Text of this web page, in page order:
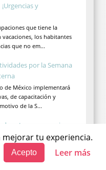
mejorar tu experiencia.
Acepto Leer más
y
que tiene la
los habitantes
que no em...
por la Semana
de México implementará
de capacitación y
de la S...
protege a peregrinos
mexiquense
de México implementó un
vigilancia sanitaria y